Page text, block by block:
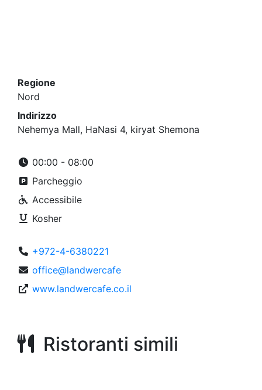
Regione
Nord
Indirizzo
Nehemya Mall, HaNasi 4, kiryat Shemona
00:00 - 08:00
Parcheggio
Accessibile
Kosher
+972-4-6380221
office@landwercafe
www.landwercafe.co.il
Ristoranti simili